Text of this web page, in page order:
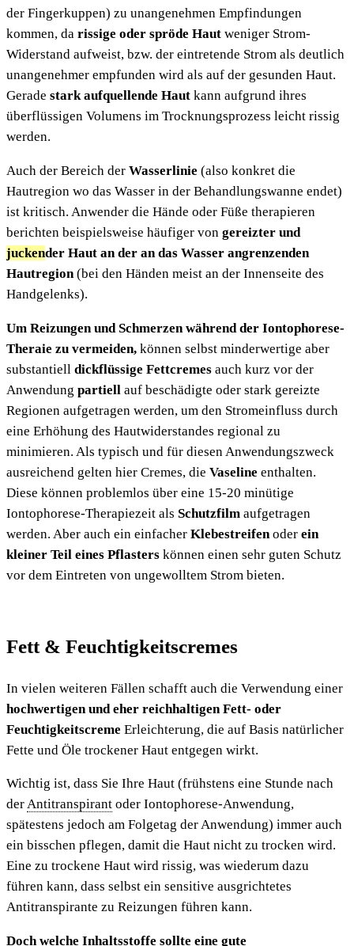
der Fingerkuppen) zu unangenehmen Empfindungen
kommen, da rissige oder spröde Haut weniger Strom-
Widerstand aufweist, bzw. der eintretende Strom als deutlich
unangenehmer empfunden wird als auf der gesunden Haut.
Gerade stark aufquellende Haut kann aufgrund ihres
überflüssigen Volumens im Trocknungsprozess leicht rissig
werden.
Auch der Bereich der Wasserlinie (also konkret die
Hautregion wo das Wasser in der Behandlungswanne endet)
ist kritisch. Anwender die Hände oder Füße therapieren
berichten beispielsweise häufiger von gereizter und
juckender Haut an der an das Wasser angrenzenden
Hautregion(bei den Händen meist an der Innenseite des
Handgelenks).
Um Reizungen und Schmerzen während der Iontophorese-
Theraie zu vermeiden, können selbst minderwertige aber
substantiell dickflüssige Fettcremes auch kurz vor der
Anwendung partiell auf beschädigte oder stark gereizte
Regionen aufgetragen werden, um den Stromeinfluss durch
eine Erhöhung des Hautwiderstandes regional zu
minimieren. Als typisch und für diesen Anwendungszweck
ausreichend gelten hier Cremes, die Vaseline enthalten.
Diese können problemlos über eine 15-20 minütige
Iontophorese-Therapiezeit als Schutzfilm aufgetragen
werden. Aber auch ein einfacher Klebestreifenoder ein
kleiner Teil eines Pflasters können einen sehr guten Schutz
vor dem Eintreten von ungewolltem Strom bieten.
Fett & Feuchtigkeitscremes
In vielen weiteren Fällen schafft auch die Verwendung einer
hochwertigen und eher reichhaltigen Fett- oder
Feuchtigkeitscreme Erleichterung, die auf Basis natürlicher
Fette und Öle trockener Haut entgegen wirkt.
Wichtig ist, dass Sie Ihre Haut (frühstens eine Stunde nach
derAntitranspirant oder Iontophorese-Anwendung,
spätestens jedoch am Folgetag der Anwendung) immer auch
ein bisschen pflegen, damit die Haut nicht zu trocken wird.
Eine zu trockene Haut wird rissig, was wiederum dazu
führen kann, dass selbst ein sensitive ausgrichtetes
Antitranspirante zu Reizungen führen kann.
Doch welche Inhaltsstoffe sollte eine gute